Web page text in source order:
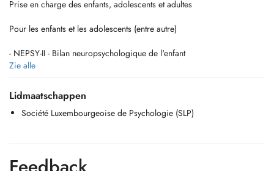
Prise en charge des enfants, adolescents et adultes
Pour les enfants et les adolescents (entre autre)
- NEPSY-II - Bilan neuropsychologique de l'enfant
- WISC V - Échelle d'intelligence (6 ans à 16 ans)
- Bilan attentionnel
-Accompagnement scolaire :
Troubles de l'apprentissage, démotivation scolaire
relationnelles
Zie alle
Lidmaatschappen
Société Luxembourgeoise de Psychologie (SLP)